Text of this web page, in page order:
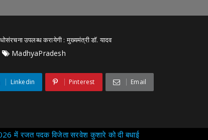
उपलब्ध करायेगी : मुख्यमंत्री डॉ. यादव
MadhyaPradesh
Linkedin Pinterest Email
में रजत पदक विजेता सरवेश कुशारे को दी बधाई